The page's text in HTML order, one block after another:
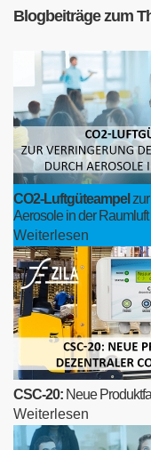
Blogbeiträge zum
CO2-Luftgüteampel
Aerosole in der Raumluft
Weiterlesen
CSC-20: Neue
Weiterlesen